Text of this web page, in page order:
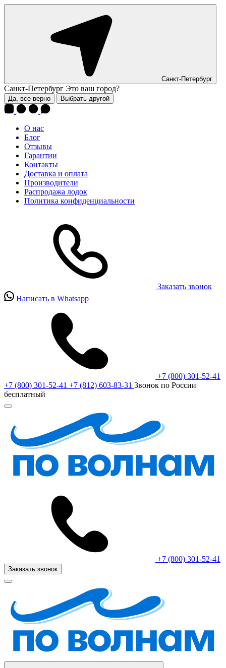
Санкт-Петербург
Санкт-Петербург Это ваш город?
Да, все верно Выбрать другой
О нас
Блог
Отзывы
Гарантии
Контакты
Доставка и оплата
Производители
Распродажа лодок
Политика конфиденциальности
Заказать звонок
Написать в Whatsapp
+7 (800) 301-52-41
+7 (800) 301-52-41 +7 (812) 603-83-31 Звонок по России
бесплатный
+7 (800) 301-52-41
Заказать звонок